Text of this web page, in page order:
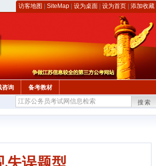
访客地图 SiteMap 设为桌面 设为首页 添加收藏
咨询
备考教材
搜索